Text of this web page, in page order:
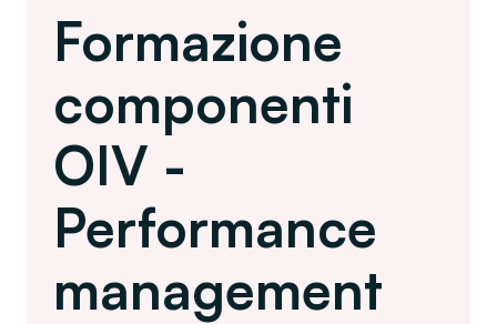
Formazione
componenti
OIV -
Performance
management